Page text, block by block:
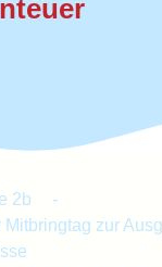
2b
-
zur